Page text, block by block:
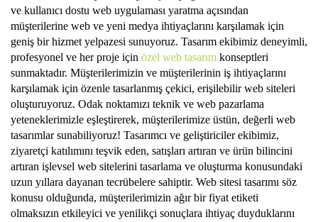
ve kullanıcı dostu web uygulaması yaratma açısından
müşterilerine web ve yeni medya ihtiyaçlarını karşılamak için
geniş bir hizmet yelpazesi sunuyoruz. Tasarım ekibimiz deneyimli,
profesyonel ve her proje için özel web tasarım konseptleri
sunmaktadır. Müşterilerimizin ve müşterilerinin iş ihtiyaçlarını
karşılamak için özenle tasarlanmış çekici, erişilebilir web siteleri
oluşturuyoruz. Odak noktamızı teknik ve web pazarlama
yeteneklerimizle eşleştirerek, müşterilerimize üstün, değerli web
tasarımlar sunabiliyoruz! Tasarımcı ve geliştiriciler ekibimiz,
ziyaretçi katılımını teşvik eden, satışları artıran ve ürün bilincini
artıran işlevsel web sitelerini tasarlama ve oluşturma konusundaki
uzun yıllara dayanan tecrübelere sahiptir. Web sitesi tasarımı söz
konusu olduğunda, müşterilerimizin ağır bir fiyat etiketi
olmaksızın etkileyici ve yenilikçi sonuçlara ihtiyaç duyduklarını